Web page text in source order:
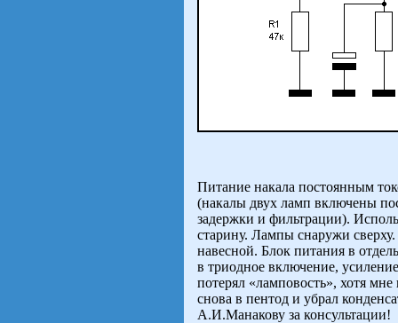
Питание накала постоянным
(накалы двух ламп включены
задержки и фильтрации).
старину. Лампы снаружи
навесной. Блок питания в
в триодное включение,
потерял «ламповость», хотя
снова в пентод и убрал
А.И.Манакову за консультации!